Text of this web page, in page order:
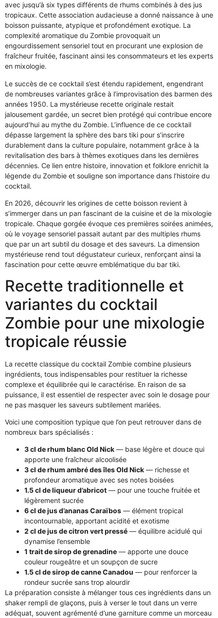
avec jusqu’à six types différents de rhums combinés à des jus
tropicaux. Cette association audacieuse a donné naissance à une
boisson puissante, atypique et profondément exotique. La
complexité aromatique du Zombie provoquait un
engourdissement sensoriel tout en procurant une explosion de
fraîcheur fruitée, fascinant ainsi les consommateurs et les experts
en mixologie.
Le succès de ce cocktail s’est étendu rapidement, engendrant
de nombreuses variantes grâce à l’improvisation des barmen des
années 1950. La mystérieuse recette originale restait
jalousement gardée, un secret bien protégé qui contribue encore
aujourd’hui au mythe du Zombie. L’influence de ce cocktail
dépasse largement la sphère des bars tiki pour s’inscrire
durablement dans la culture populaire, notamment grâce à la
revitalisation des bars à thèmes exotiques dans les dernières
décennies. Ce lien entre histoire, innovation et folklore enrichit la
légende du Zombie et souligne son importance dans l’histoire du
cocktail.
En 2026, découvrir les origines de cette boisson revient à
s’immerger dans un pan fascinant de la cuisine et de la mixologie
tropicale. Chaque gorgée évoque ces premières soirées animées,
où le voyage sensoriel passait autant par des multiples rhums
que par un art subtil du dosage et des saveurs. La dimension
mystérieuse rend tout dégustateur curieux, renforçant ainsi la
fascination pour cette œuvre emblématique du bar tiki.
Recette traditionnelle et
variantes du cocktail
Zombie pour une mixologie
tropicale réussie
La recette classique du cocktail Zombie combine plusieurs
ingrédients, tous indispensables pour restituer la richesse
complexe et équilibrée qui le caractérise. En raison de sa
puissance, il est essentiel de respecter avec soin le dosage pour
ne pas masquer les saveurs subtilement mariées.
Voici une composition typique que l’on peut retrouver dans de
nombreux bars spécialisés :
3 cl de rhum blanc Old Nick — base légère et douce qui
apporte une fraîcheur alcoolisée
3 cl de rhum ambré des îles Old Nick — richesse et
profondeur aromatique avec ses notes boisées
1.5 cl de liqueur d’abricot — pour une touche fruitée et
légèrement sucrée
6 cl de jus d’ananas Caraïbos — élément tropical
incontournable, apportant acidité et exotisme
2 cl de jus de citron vert pressé — équilibre acidulé qui
dynamise l’ensemble
1 trait de sirop de grenadine — apporte une douce
couleur rougeâtre et un soupçon de sucre
1.5 cl de sirop de canne Canadou — pour renforcer la
rondeur sucrée sans trop alourdir
La préparation consiste à mélanger tous ces ingrédients dans un
shaker rempli de glaçons, puis à verser le tout dans un verre
adéquat, souvent agrémenté d’une garniture comme un morceau